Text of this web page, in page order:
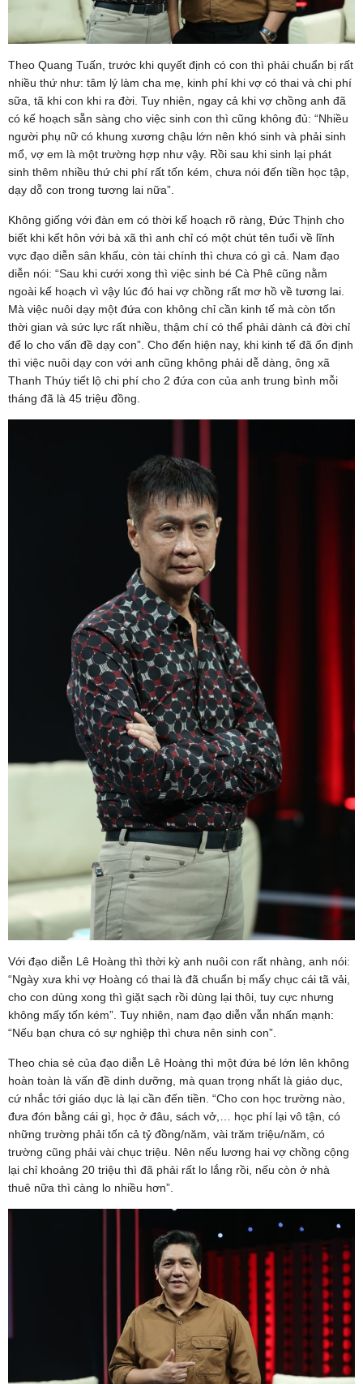
Theo Quang Tuấn, trước khi quyết định có con thì phải chuẩn bị rất
nhiều thứ như: tâm lý làm cha mẹ, kinh phí khi vợ có thai và chi phí
sữa, tã khi con khi ra đời. Tuy nhiên, ngay cả khi vợ chồng anh đã
có kế hoạch sẵn sàng cho việc sinh con thì cũng không đủ: “Nhiều
người phụ nữ có khung xương chậu lớn nên khó sinh và phải sinh
mổ, vợ em là một trường hợp như vậy. Rồi sau khi sinh lại phát
sinh thêm nhiều thứ chi phí rất tốn kém, chưa nói đến tiền học tập,
dạy dỗ con trong tương lai nữa”.
Không giống với đàn em có thời kế hoạch rõ ràng, Đức Thịnh cho
biết khi kết hôn với bà xã thì anh chỉ có một chút tên tuổi về lĩnh
vực đạo diễn sân khấu, còn tài chính thì chưa có gì cả. Nam đạo
diễn nói: “Sau khi cưới xong thì việc sinh bé Cà Phê cũng nằm
ngoài kế hoạch vì vậy lúc đó hai vợ chồng rất mơ hồ về tương lai.
Mà việc nuôi dạy một đứa con không chỉ cần kinh tế mà còn tốn
thời gian và sức lực rất nhiều, thậm chí có thể phải dành cả đời chỉ
để lo cho vấn đề dạy con”. Cho đến hiện nay, khi kinh tế đã ổn định
thì việc nuôi dạy con với anh cũng không phải dễ dàng, ông xã
Thanh Thúy tiết lộ chi phí cho 2 đứa con của anh trung bình mỗi
tháng đã là 45 triệu đồng.
Với đạo diễn Lê Hoàng thì thời kỳ anh nuôi con rất nhàng, anh nói:
“Ngày xưa khi vợ Hoàng có thai là đã chuẩn bị mấy chục cái tã vải,
cho con dùng xong thì giặt sạch rồi dùng lại thôi, tuy cực nhưng
không mấy tốn kém”. Tuy nhiên, nam đạo diễn vẫn nhấn mạnh:
“Nếu bạn chưa có sự nghiệp thì chưa nên sinh con”.
Theo chia sẻ của đạo diễn Lê Hoàng thì một đứa bé lớn lên không
hoàn toàn là vấn đề dinh dưỡng, mà quan trọng nhất là giáo dục,
cứ nhắc tới giáo dục là lại cần đến tiền. “Cho con học trường nào,
đưa đón bằng cái gì, học ở đâu, sách vở,… học phí lại vô tận, có
những trường phải tốn cả tỷ đồng/năm, vài trăm triệu/năm, có
trường cũng phải vài chục triệu. Nên nếu lương hai vợ chồng cộng
lại chỉ khoảng 20 triệu thì đã phải rất lo lắng rồi, nếu còn ở nhà
thuê nữa thì càng lo nhiều hơn”.